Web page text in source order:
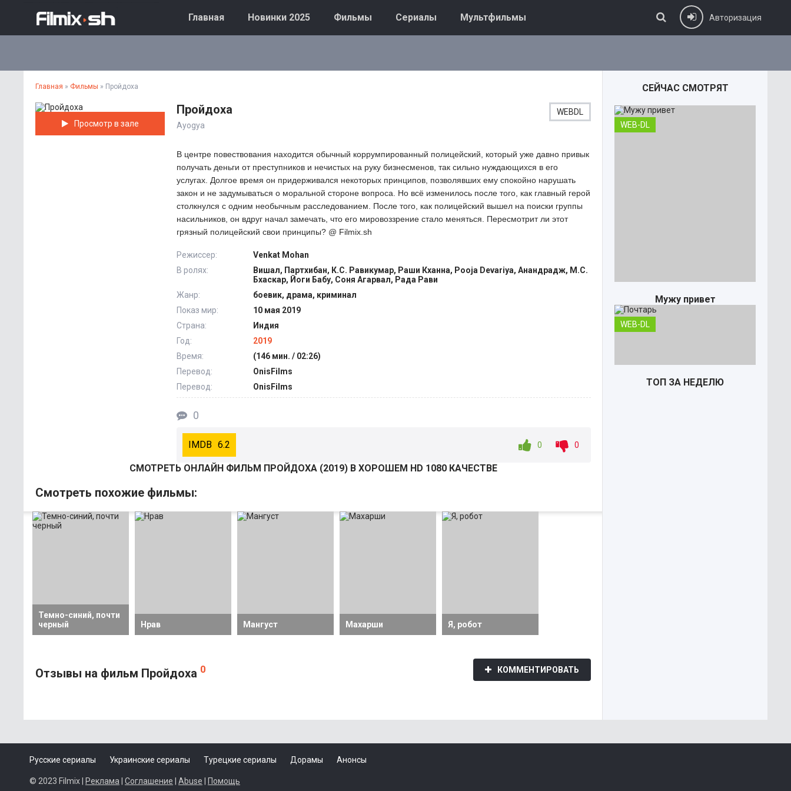
Главная Новинки 2025 Фильмы Сериалы Мультфильмы Авторизация
Главная » Фильмы » Пройдоха
Просмотр в зале
Пройдоха
Ayogya
WEBDL
В центре повествования находится обычный коррумпированный полицейский, который уже давно привык
получать деньги от преступников и нечистых на руку бизнесменов, так сильно нуждающихся в его
услугах. Долгое время он придерживался некоторых принципов, позволявших ему спокойно нарушать
закон и не задумываться о моральной стороне вопроса. Но всё изменилось после того, как главный герой
столкнулся с одним необычным расследованием. После того, как полицейский вышел на поиски группы
насильников, он вдруг начал замечать, что его мировоззрение стало меняться. Пересмотрит ли этот
грязный полицейский свои принципы? @ Filmix.sh
Режиссер:
Venkat Mohan
В ролях:
Вишал, Партхибан, К.С. Равикумар, Раши Кханна, Pooja Devariya, Анандрадж, М.С.
Бхаскар, Йоги Бабу, Соня Агарвал, Рада Рави
Жанр:
боевик, драма, криминал
Показ мир:
10 мая 2019
Страна:
Индия
Год:
2019
Время:
(146 мин. / 02:26)
Перевод:
OnisFilms
Перевод:
OnisFilms
0
6.2 0 0
СМОТРEТЬ ОНЛАЙН ФИЛЬМ ПРОЙДОХА (2019) В ХОРОШЕМ HD 1080 КАЧЕСТВЕ
Смотрeть похожие фильмы:
Темно-синий, почти
черный
Нрав Мангуст Махарши Я, робот
Отзывы на фильм Пройдоха 0 КОММЕНТИРОВАТЬ
СЕЙЧАС СМОТРЯТ
WEB-DL
Мужу привет
WEB-DL
ТОП ЗА НЕДЕЛЮ
Русские сериалы Украинские сериалы Турецкие сериалы Дорамы Анонсы
© 2023 Filmix | Реклама Соглашение Abuse Помощь